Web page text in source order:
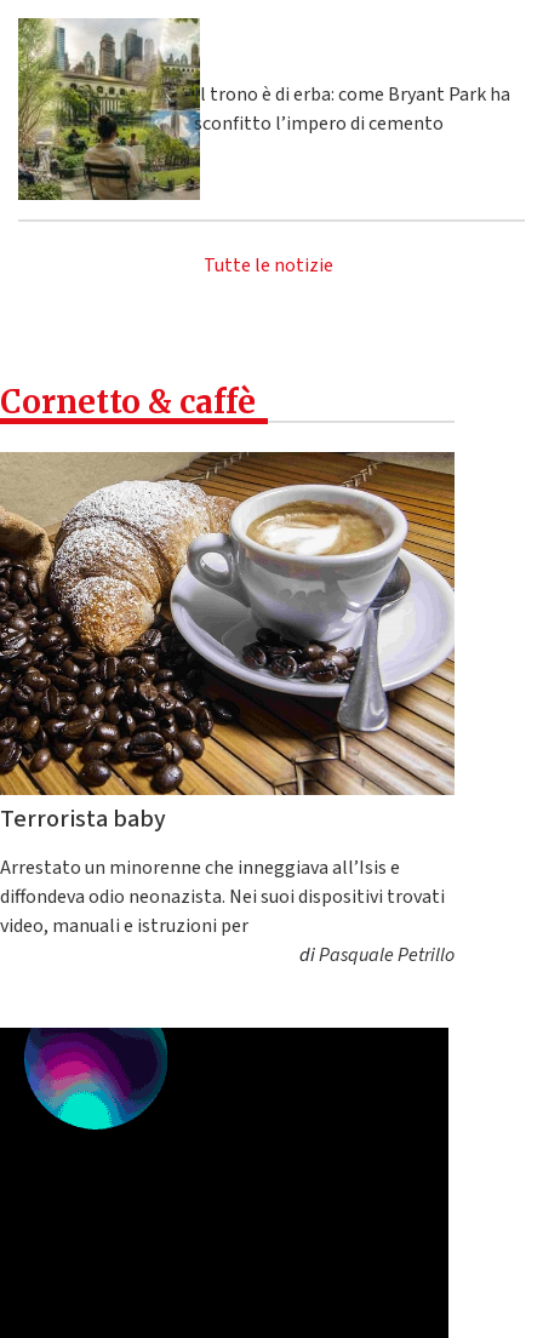
Il trono è di erba: come Bryant Park ha
sconfitto l’impero di cemento
Tutte le notizie
Cornetto & caffè
Terrorista baby
Arrestato un minorenne che inneggiava all’Isis e
diffondeva odio neonazista. Nei suoi dispositivi trovati
video, manuali e istruzioni per
diPasquale Petrillo